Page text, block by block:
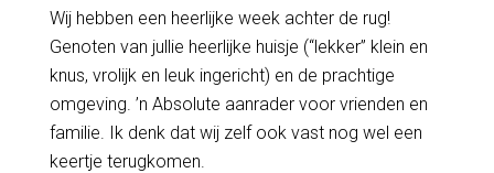
Wij hebben een heerlijke week achter de rug!
Genoten van jullie heerlijke huisje (“lekker” klein en
knus, vrolijk en leuk ingericht) en de prachtige
omgeving. ’n Absolute aanrader voor vrienden en
familie. Ik denk dat wij zelf ook vast nog wel een
keertje terugkomen.